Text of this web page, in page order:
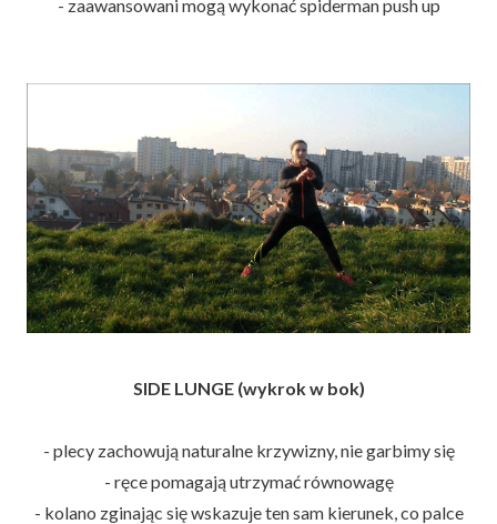
- zaawansowani mogą wykonać spiderman push up
SIDE LUNGE (wykrok w bok)
- plecy zachowują naturalne krzywizny, nie garbimy się
- ręce pomagają utrzymać równowagę
- kolano zginając się wskazuje ten sam kierunek, co palce